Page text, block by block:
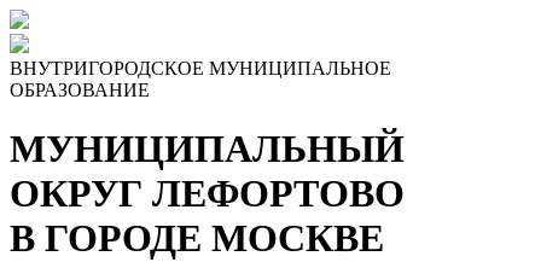
Skip
to
the
content
ВНУТРИГОРОДСКОЕ МУНИЦИПАЛЬНОЕ
ОБРАЗОВАНИЕ
МУНИЦИПАЛЬНЫЙ
ОКРУГ ЛЕФОРТОВО
В ГОРОДЕ МОСКВЕ